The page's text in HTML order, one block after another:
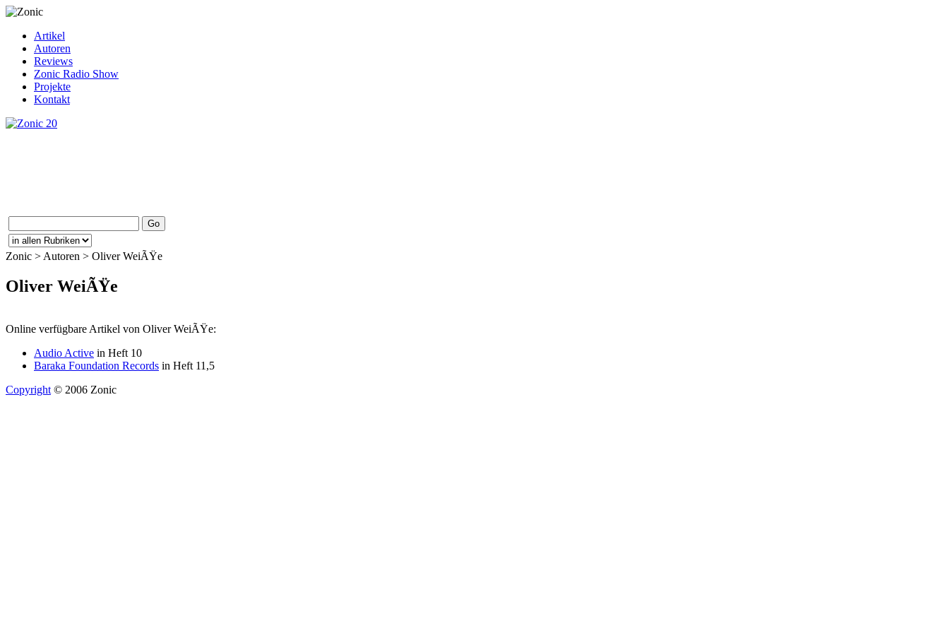
Artikel
Autoren
Reviews
Zonic Radio Show
Projekte
Kontakt
Zonic > Autoren > Oliver WeiÃŸe
Oliver WeiÃŸe
Online verfügbare Artikel von Oliver WeiÃŸe:
Audio Active in Heft 10
Baraka Foundation Records in Heft 11,5
Copyright © 2006 Zonic